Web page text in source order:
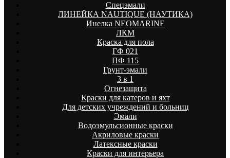
Спецэмали
ЛИНЕЙКА NAUTIQUE (НАУТИКА)
Инелка NEOMARINE
ЛКМ
Краска для пола
ГФ 021
ПФ 115
Грунт-эмали
3 в 1
Огнезащита
Краски для катеров и яхт
Для детских учреждений и больниц
Эмали
Водоэмульсионные краски
Акриловые краски
Латексные краски
Краски для интерьера